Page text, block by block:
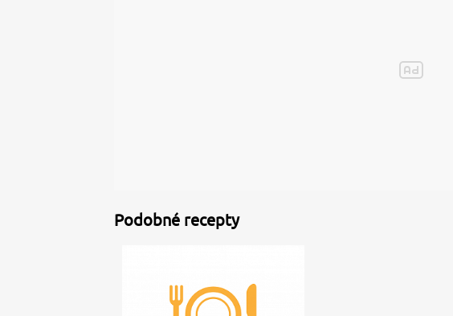
Podobné recepty